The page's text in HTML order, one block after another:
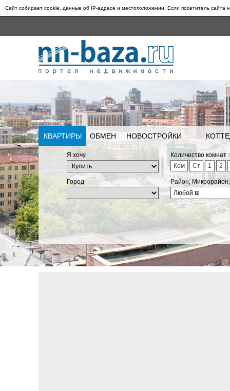
Сайт собирает cookie, данные об IP-адресе и местоположении. Если посетитель сайта
КВАРТИРЫ ОБМЕН НОВОСТРОЙКИ
Я хочу
Количество комнат
Ком
Ст 1 2
Город
Район,
Любой ⊞